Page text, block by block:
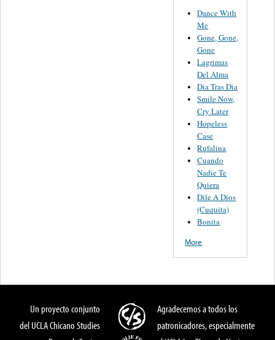
Dance With
Me
Gone, Gone,
Gone
Lagrimas
Del Alma
Dia Tras Dia
Smile Now,
Cry Later
Hopeless
Case
Rufalina
Cuando
Nadie Te
Quiera
Dile A Dios
(Cuquita)
Bonita
More
Un proyecto conjunto
del UCLA Chicano Studies
Agradecemos a todos los
patronicadores, especialmente